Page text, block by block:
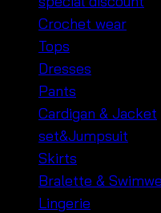
Crochet wear
Tops
Dresses
Pants
Cardigan & Jacket
set&Jumpsuit
Skirts
Bralette &
Lingerie